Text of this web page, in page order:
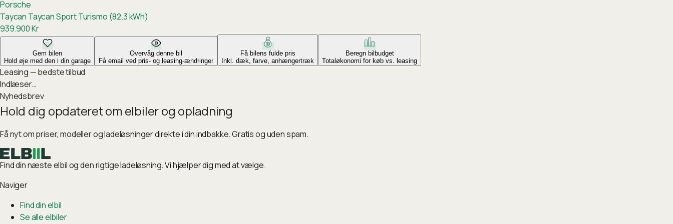
Porsche
Taycan Taycan Sport Turismo (82.3 kWh)
939.900Kr
Gem bilen
Hold øje med den i din garage
Overvåg denne bil
Få email ved pris- og leasing-ændringer
Få bilens fulde pris
Inkl. dæk, farve, anhængertræk
Beregn bilbudget
Totaløkonomi for køb vs. leasing
Leasing — bedste tilbud
Indlæser…
Nyhedsbrev
Hold dig opdateret om elbiler og opladning
Få nyt om priser, modeller og ladeløsninger direkte i din indbakke. Gratis og uden spam.
Find din næste elbil og den rigtige ladeløsning. Vi hjælper dig med at vælge.
Naviger
Find din elbil
Se alle elbiler